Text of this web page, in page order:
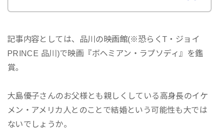
記事内容としては、品川の映画館(※恐らくT・ジョイ
PRINCE 品川)で映画『ボヘミアン・ラプソディ』を鑑
賞。
大島優子さんのお父様とも親しくしている高身長のイケ
メン・アメリカ人とのことで結婚という可能性も大では
ないでしょうか。